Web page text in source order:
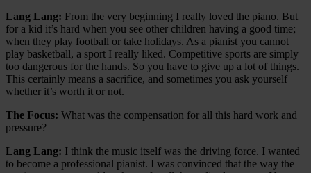
Lang Lang: From the very beginning I really loved the piano. But
for a kid it’s hard when you see other children having a good time;
when they play football or take holidays. As a pianist you cannot
play basketball, a sport I really liked. Competitive sports are simply
too dangerous for the hands. So you have to give up a lot of things.
This certainly means a sacrifice, and sometimes you ask yourself
whether it’s worth it or not.
The Focus: What was the compensation for all this hard work and
pressure?
Lang Lang: I think the music itself was the driving force. I wanted
to become a professional pianist. I was convinced that the way the